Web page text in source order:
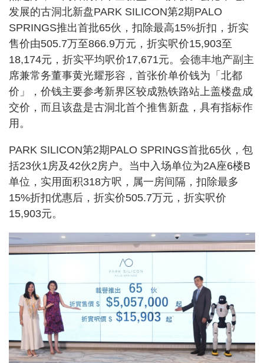
发展的古洞北新盘PARK SILICON第2期PALO
SPRINGS推出首批65伙，扣除最高15%折扣，折实
售价由505.7万至866.9万元，折实呎价15,903至
18,174元，折实平均呎价17,671元。会德丰地产副主
席兼常务董事黄光耀形容，首张价单价钱为「北都
价」，价钱主要参考新界区较成熟铁路站上盖楼盘成
交价，而且该盘是古洞北首个推售新盘，具有指标作
用。
PARK SILICON第2期PALO SPRINGS首批65伙，包
括23伙1房及42伙2房户。当中入场单位为2A座6楼B
单位，实用面积318方呎，属一房间隔，扣除最多
15%折扣优惠后，折实价505.7万元，折实呎价
15,903元。